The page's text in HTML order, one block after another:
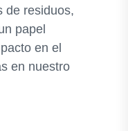
de residuos,
papel
en el
en nuestro